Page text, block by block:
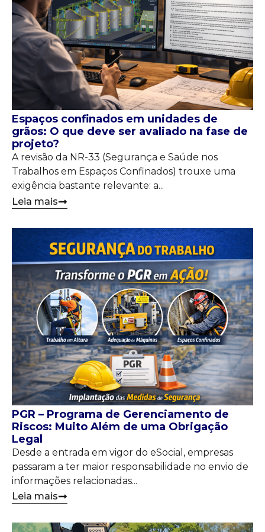
Espaços confinados em unidades de
grãos: O que deve ser avaliado na fase de
projeto?
A revisão da NR-33 (Segurança e Saúde nos
Trabalhos em Espaços Confinados) trouxe uma
exigência bastante relevante: a...
Leia mais
PGR – Programa de Gerenciamento de
Riscos: Muito Além de uma Obrigação
Legal
Desde a entrada em vigor do eSocial, empresas
passaram a ter maior responsabilidade no envio de
informações relacionadas...
Leia mais